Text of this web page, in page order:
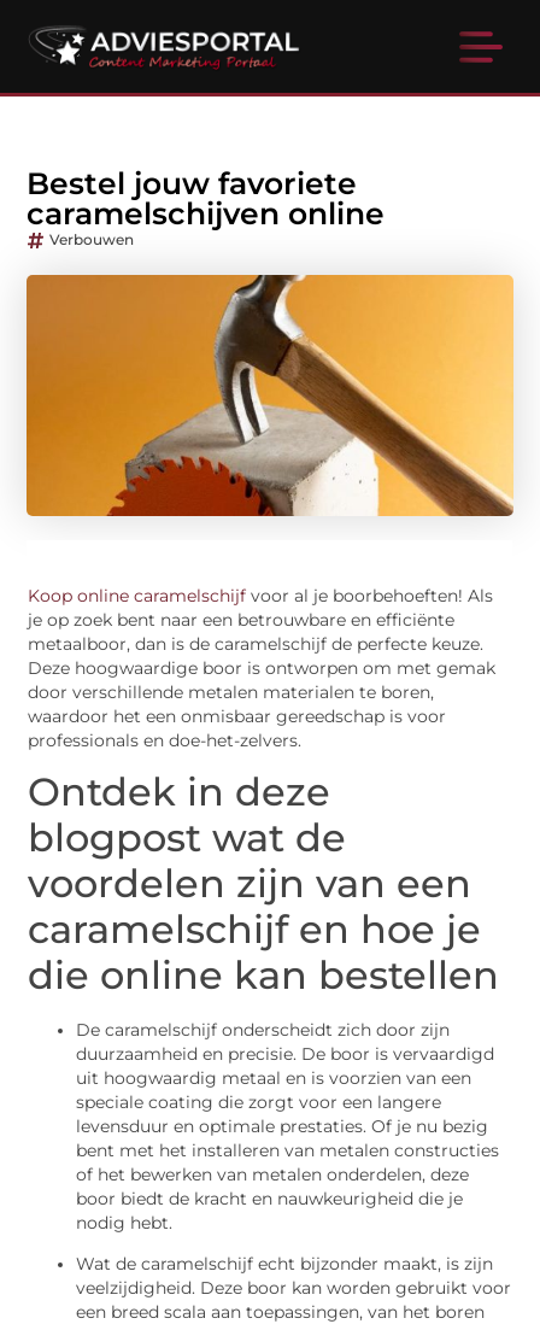
Bestel jouw favoriete
caramelschijven online
Verbouwen
Koop online caramelschijf voor al je boorbehoeften! Als
je op zoek bent naar een betrouwbare en efficiënte
metaalboor, dan is de caramelschijf de perfecte keuze.
Deze hoogwaardige boor is ontworpen om met gemak
door verschillende metalen materialen te boren,
waardoor het een onmisbaar gereedschap is voor
professionals en doe-het-zelvers.
Ontdek in deze
blogpost wat de
voordelen zijn van een
caramelschijf en hoe je
die online kan bestellen
De caramelschijf onderscheidt zich door zijn
duurzaamheid en precisie. De boor is vervaardigd
uit hoogwaardig metaal en is voorzien van een
speciale coating die zorgt voor een langere
levensduur en optimale prestaties. Of je nu bezig
bent met het installeren van metalen constructies
of het bewerken van metalen onderdelen, deze
boor biedt de kracht en nauwkeurigheid die je
nodig hebt.
Wat de caramelschijf echt bijzonder maakt, is zijn
veelzijdigheid. Deze boor kan worden gebruikt voor
een breed scala aan toepassingen, van het boren